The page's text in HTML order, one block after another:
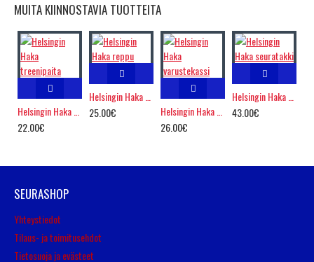
MUITA KIINNOSTAVIA TUOTTEITA
22.00€
25.00€
26.00€
43.00€
SEURASHOP
Yhteystiedot
Tilaus- ja toimitusehdot
Tietosuoja ja evästeet